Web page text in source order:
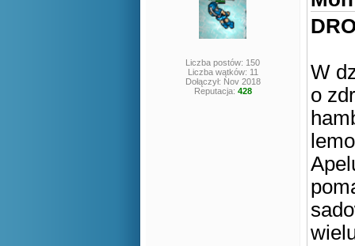
Liczba postów: 150
Liczba wątków: 11
Dołączył: Nov 2018
Reputacja: 428
W
o